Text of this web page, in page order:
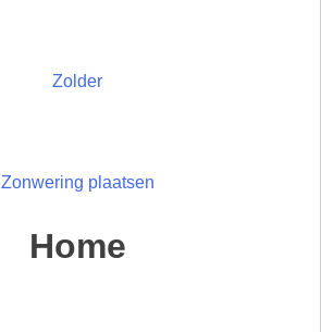
Zolder
Zonwering plaatsen
Home